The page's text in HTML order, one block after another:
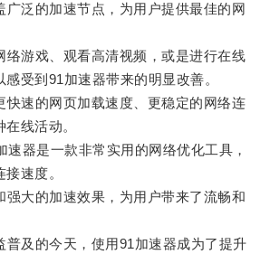
泛的加速节点，为用户提供最佳的网
游戏、观看高清视频，或是进行在线
受到91加速器带来的明显改善。
速的网页加载速度、更稳定的网络连
线活动。
器是一款非常实用的网络优化工具，
速度。
大的加速效果，为用户带来了流畅和
及的今天，使用91加速器成为了提升